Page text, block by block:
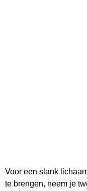
Voor een slank
te brengen, neem je